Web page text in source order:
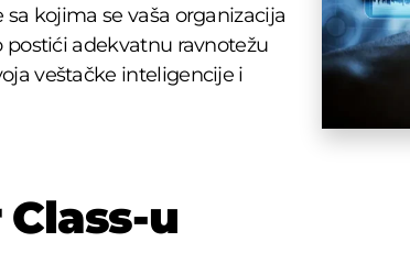
sa kojima se vaša organizacija
adekvatnu ravnotežu
veštačke inteligencije i
u